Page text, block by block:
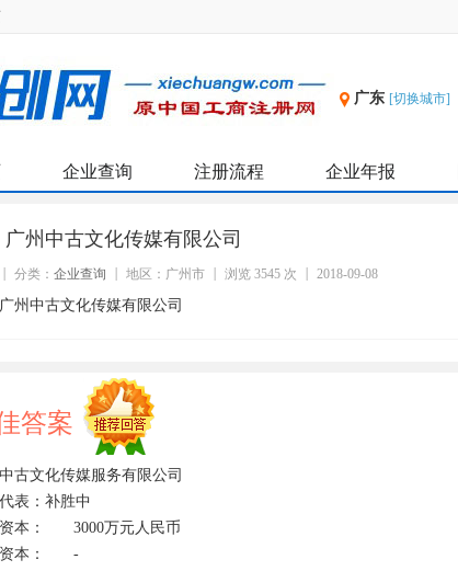
广东 [切换城市]
企业查询 注册流程 企业年报
广州中古文化传媒有限公司
分类： 企业查询 地区：广州市 浏览 3545 次 2018-09-08
州中古文化传媒有限公司
答案
古文化传媒服务有限公司
表：补胜中
万元人民币
本：	-